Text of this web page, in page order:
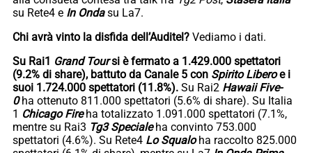
su Rete4 e In Ondasu La7.
Chi avrà vinto la disfida dell’Auditel? Vediamo i dati.
Su Rai1 Grand Toursi è fermato a 1.429.000 spettatori
(9.2% di share), battuto da Canale 5 con Spirito Liberoe i
suoi 1.724.000 spettatori (11.8%). Su Rai2 Hawaii Five-
0ha ottenuto 811.000 spettatori (5.6% di share). Su Italia
1 Chicago Fireha totalizzato 1.091.000 spettatori (7.1%,
mentre su Rai3 Tg3 Specialeha convinto 753.000
spettatori (4.6%). Su Rete4 Lo Squaloha raccolto 825.000